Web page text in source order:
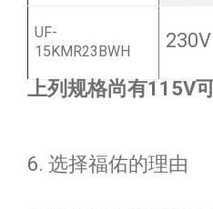
UF-
15KMR23BWH
230V
上列规格尚有115V可
6. 选择福佑的理由